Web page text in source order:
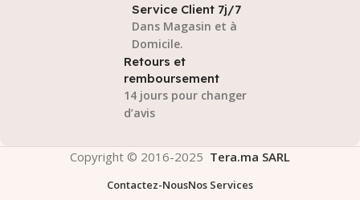
Service Client 7j/7
Dans Magasin et à
Domicile.
Retours et
remboursement
14 jours pour changer
d’avis
Copyright © 2016-2025 Tera.ma SARL
Contactez-NousNos Services